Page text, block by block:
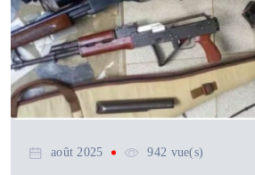
août 2025 942 vue(s)